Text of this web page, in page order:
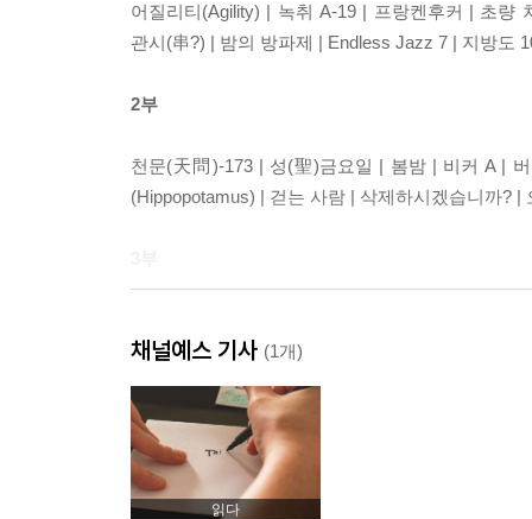
어질리티(Agility) | 녹취 A-19 | 프랑켄후커 | 초량
관시(串?) | 밤의 방파제 | Endless Jazz 7 | 지방도
2부
천문(天問)-173 | 성(聖)금요일 | 봄밤 | 비커 A |
(Hippopotamus) | 걷는 사람 | 삭제하시겠습니까?
(Etant donnes) | 클럽 양파주점에서 | 서 있습니다
해설
언데드의 말, 시(詩)·양효실
채널예스 기사 (1개)
읽다